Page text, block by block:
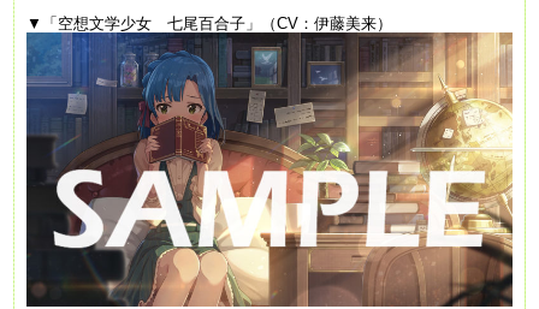
▼「空想文学少女 七尾百合子」（CV：伊藤美来）